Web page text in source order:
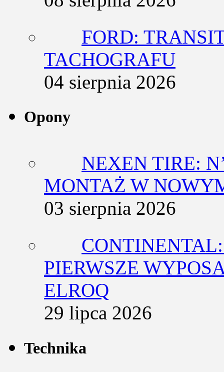
FORD:
TACHOGRAFU
04 sierpnia 2026
Opony
NEXEN TIRE:
MONTAŻ W
03 sierpnia 2026
PIERWSZE
ELROQ
29 lipca 2026
Technika